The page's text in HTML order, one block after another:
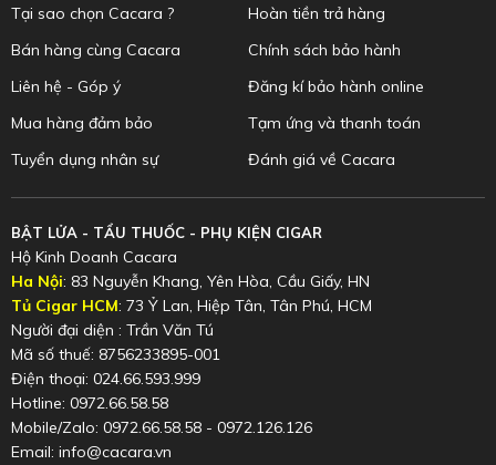
Tại sao chọn Cacara ?
Bán hàng cùng Cacara
Liên hệ - Góp ý
Mua hàng đảm bảo
Tuyển dụng nhân sự
Hoàn tiền trả hàng
Chính sách bảo hành
Đăng kí bảo hành online
Tạm ứng và thanh toán
Đánh giá về Cacara
BẬT LỬA - TẨU THUỐC - PHỤ KIỆN CIGAR
Hộ Kinh Doanh Cacara
Ha Nội: 83 Nguyễn Khang, Yên Hòa, Cầu Giấy, HN
Tủ Cigar HCM: 73 Ỷ Lan, Hiệp Tân, Tân Phú, HCM
Người đại diện : Trần Văn Tú
Mã số thuế: 8756233895-001
Điện thoại: 024.66.593.999
Hotline: 0972.66.58.58
Mobile/Zalo: 0972.66.58.58 - 0972.126.126
Email: info@cacara.vn